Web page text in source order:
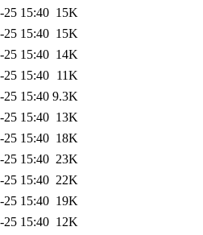
25 15:40 15K
25 15:40 15K
25 15:40 14K
25 15:40 11K
25 15:40 9.3K
25 15:40 13K
25 15:40 18K
25 15:40 23K
25 15:40 22K
25 15:40 19K
25 15:40 12K